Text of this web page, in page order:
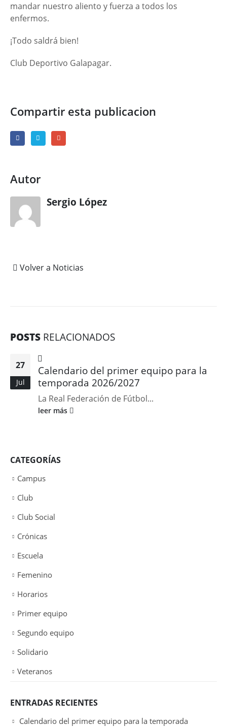
mandar nuestro aliento y fuerza a todos los
enfermos.
¡Todo saldrá bien!
Club Deportivo Galapagar.
Compartir esta publicacion
Autor
Sergio López
Volver a Noticias
POSTS RELACIONADOS
27
Jul
Calendario del primer equipo para la
temporada 2026/2027
La Real Federación de Fútbol...
leer más
CATEGORÍAS
Campus
Club
Club Social
Crónicas
Escuela
Femenino
Horarios
Primer equipo
Segundo equipo
Solidario
Veteranos
ENTRADAS RECIENTES
Calendario del primer equipo para la temporada